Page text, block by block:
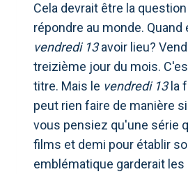
Cela devrait être la
répondre au monde. Quand
vendredi 13avoir lieu?
treizième jour du mois.
titre. Mais le vendredi 13la
peut rien faire de manière
vous pensiez qu'une série
films et demi pour établir
emblématique garderait